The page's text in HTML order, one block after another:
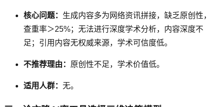
核心问题： 生成内容多为网络资讯拼接，缺乏原创性，
查重率＞25%；无法进行深度学术分析，内容深度不
足；引用内容无权威来源，学术可信度低。
不推荐理由： 原创性不足，学术价值低。
适用人群： 无。